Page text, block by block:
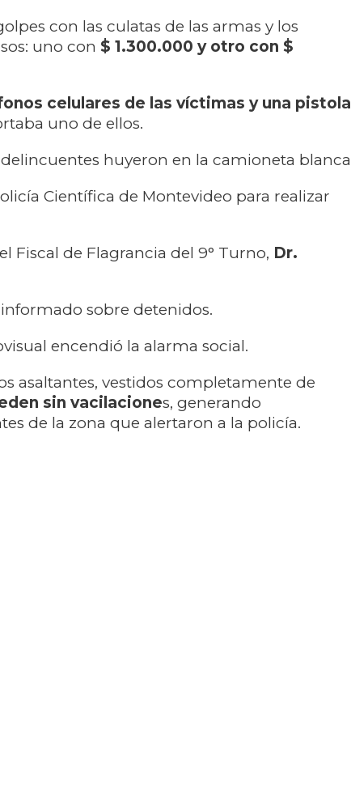
con las culatas de las armas y los
uno con $ 1.300.000 y otro con $
celulares de las víctimas y una pistola
uno de ellos.
huyeron en la camioneta blanca
Científica de Montevideo para realizar
Fiscal de Flagrancia del 9° Turno, Dr.
sobre detenidos.
encendió la alarma social.
asaltantes, vestidos completamente de
sin vacilaciones, generando
de la zona que alertaron a la policía.